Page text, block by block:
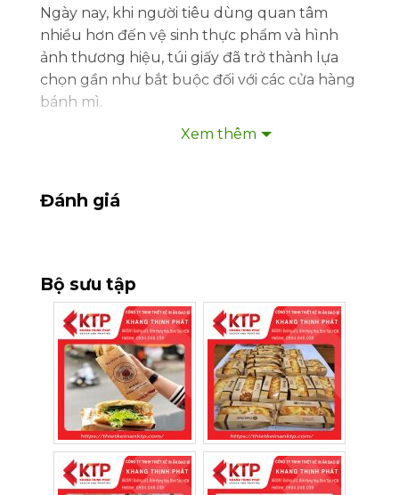
Ngày nay, khi người tiêu dùng quan tâm
nhiều hơn đến vệ sinh thực phẩm và hình
ảnh thương hiệu, túi giấy đã trở thành lựa
chọn gần như bắt buộc đối với các cửa hàng
bánh mì.
Không đơn thuần là bao bì mang đi, túi giấy
hàng tạo dấu ấn riêng trong mắt khách
cho cả cửa hàng nhỏ lẫn chuỗi thương hiệu.
1. Vì sao nên sử dụng túi giấy đựng
bánh mì?
Khác với túi nilon thông thường, túi giấy
được thiết kế để đáp ứng đồng thời cả yêu
cầu về bảo quản thực phẩm và xây dựng
thương hiệu.
Giữ bánh mì luôn thơm giòn
Xem thêm
Đánh giá
Bộ sưu tập